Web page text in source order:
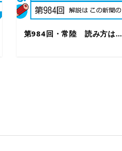
第984回・常陸 読み方は…